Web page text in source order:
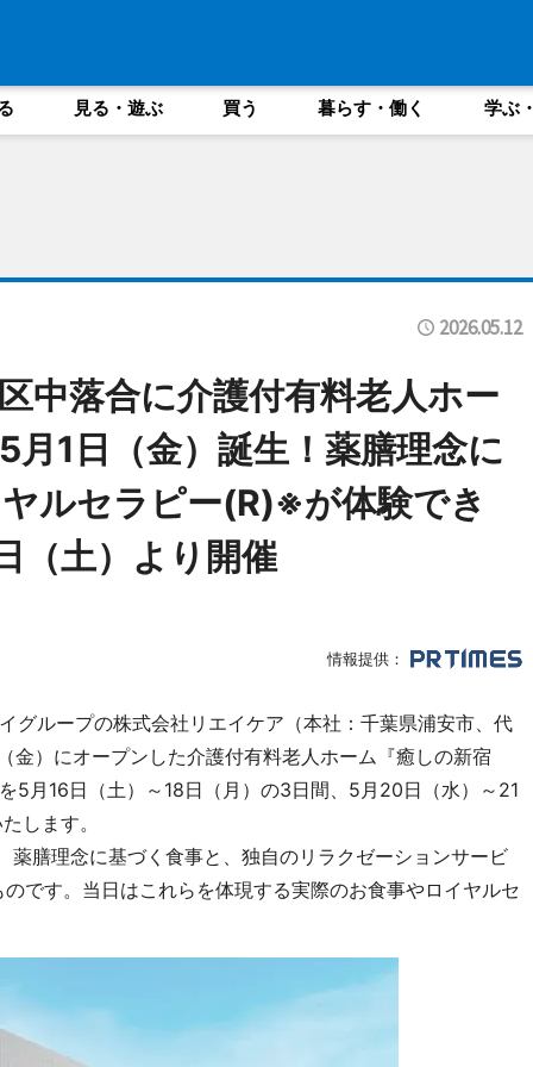
見る・遊ぶ 買う 暮らす・働く 学ぶ
2026.05.12
中落合に介護付有料老人ホー
1日（金）誕生！薬膳理念に
ルセラピー(R)※が体験でき
（土）より開催
情報提供：
ループの株式会社リエイケア（本社：千葉県浦安市、代
）にオープンした介護付有料老人ホーム『癒しの新宿
5月16日（土）～18日（月）の3日間、5月20日（水）～21
します。
薬膳理念に基づく食事と、独自のリラクゼーションサービ
です。当日はこれらを体現する実際のお食事やロイヤルセ